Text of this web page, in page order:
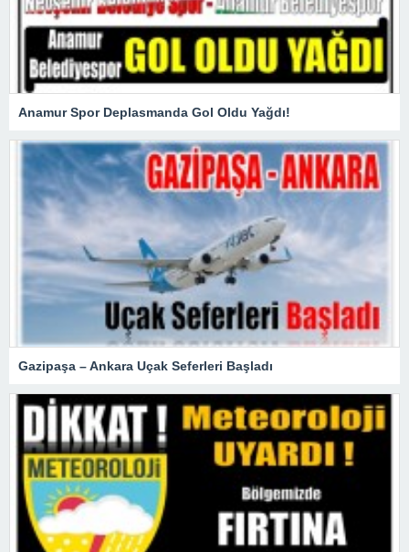
Anamur Spor Deplasmanda Gol Oldu Yağdı!
Gazipaşa – Ankara Uçak Seferleri Başladı